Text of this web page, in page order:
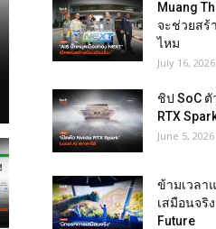
Muang
จะช่วยสร้
ไหม
July 16, 2026
ชิป SoC ตั
RTX
June 5, 2026
ข้ามเวลา
เสมือนจริ
Future